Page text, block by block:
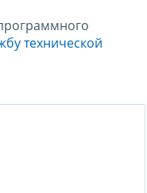
технической